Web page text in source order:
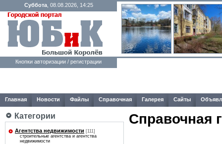
Суббота, 08.08.2026, 14:25
Кнопки авторизации / регистрации
Главная Новости Файлы Справочная Галерея Сайты
Категории
Агентства недвижимости [111]
строительные агентства и агентства
недвижимости
Справочная